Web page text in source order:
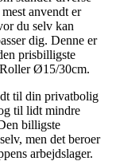
anvendt er
du selv kan
dig. Denne er
prisbilligste
Ø15/30cm.
til din privatbolig
til lidt mindre
billigste
men det beroer
arbejdslager.